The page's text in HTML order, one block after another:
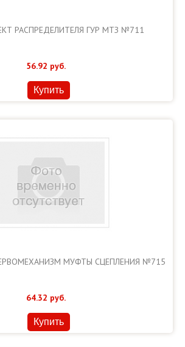
РАСПРЕДЕЛИТЕЛЯ ГУР МТЗ №711
56.92 руб.
Купить
МУФТЫ СЦЕПЛЕНИЯ №715
64.32 руб.
Купить